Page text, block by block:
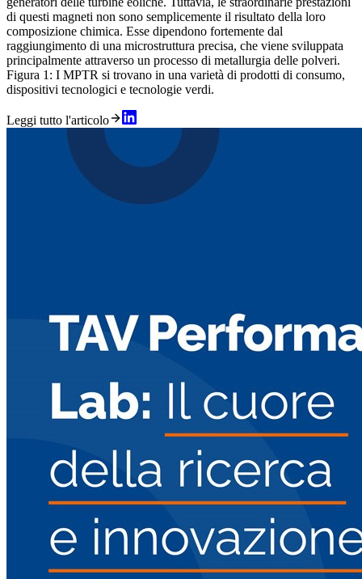
di questi magneti non sono semplicemente il risultato della loro
composizione chimica. Esse dipendono fortemente dal
raggiungimento di una microstruttura precisa, che viene sviluppata
principalmente attraverso un processo di metallurgia delle polveri.
Figura 1: I MPTR si trovano in una varietà di prodotti di consumo,
dispositivi tecnologici e tecnologie verdi.
Leggi tutto l'articolo